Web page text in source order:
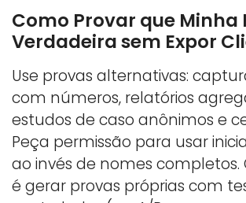
Como Provar que Minha
Verdadeira sem Expor
Use provas alternativas:
com números, relatórios
estudos de caso anônimos e
Peça permissão para usar
ao invés de nomes
é gerar provas próprias com